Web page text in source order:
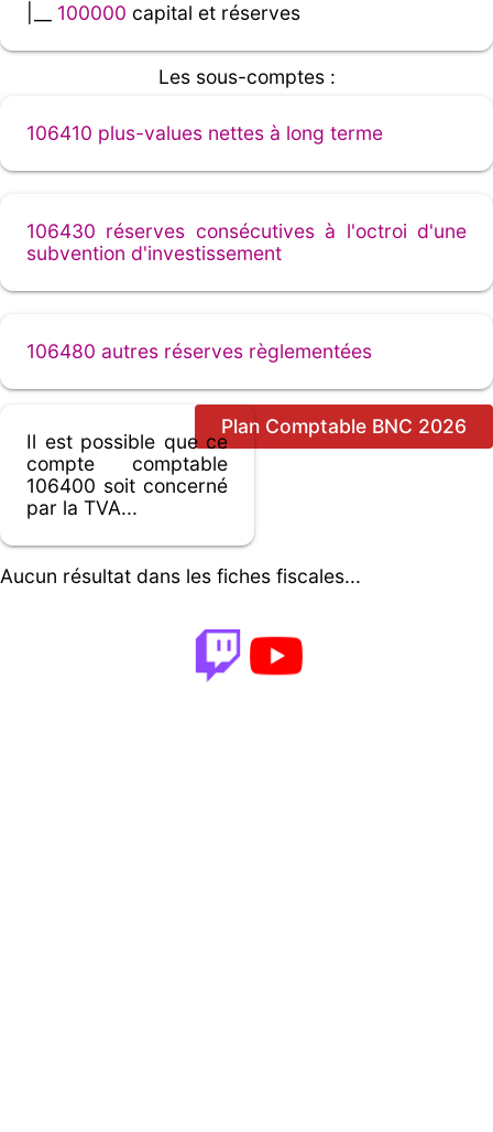
100000 capital et réserves
Les sous-comptes :
106410 plus-values nettes à long terme
106430 réserves consécutives à l'octroi d'une
subvention d'investissement
106480 autres réserves règlementées
Plan Comptable BNC 2026
Il est possible que ce
compte comptable
106400 soit concerné
par la TVA...
Aucun résultat dans les fiches fiscales...